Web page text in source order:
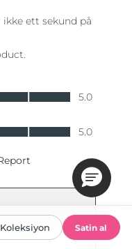
Koleksiyon Satin al